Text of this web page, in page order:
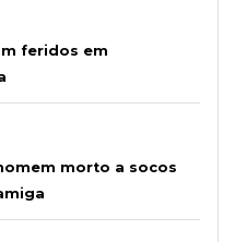
feridos em
morto a socos